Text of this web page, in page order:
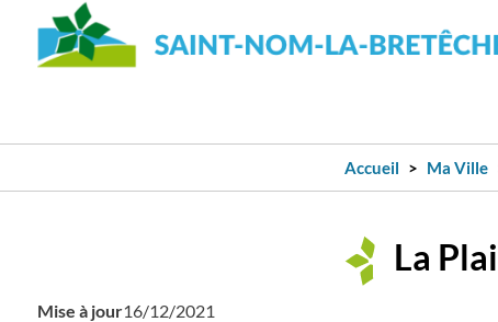
Accueil Ma Ville
La
Mise à jour16/12/2021